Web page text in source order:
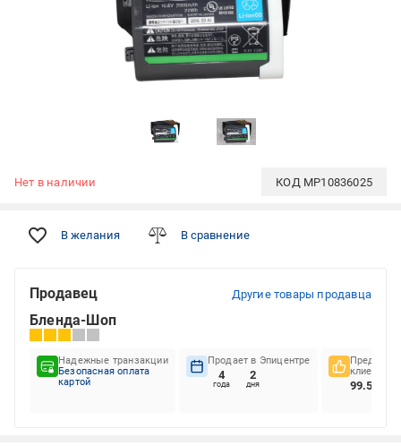
Нет в наличии КОД MP10836025
В желания В сравнение
Продавец Другие товары продавца
Бленда-Шоп
Надежные транзакции
Безопасная оплата
картой
Продает в Эпицентре
4
года
2
дня
клиентов
99.57%